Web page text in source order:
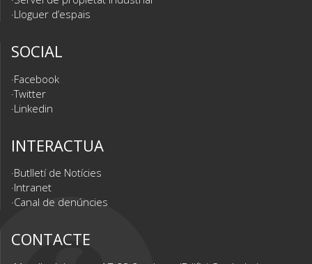
Lloguer d’espais
SOCIAL
Facebook
Twitter
Linkedin
INTERACTUA
Butlletí de Notícies
Intranet
Canal de denúncies
CONTACTE